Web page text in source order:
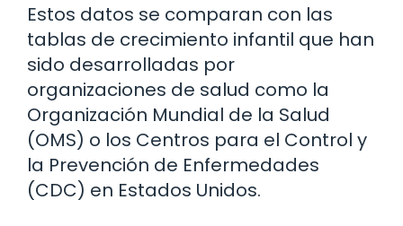
Estos datos se comparan con las
tablas de crecimiento infantil que han
sido desarrolladas por
organizaciones de salud como la
Organización Mundial de la Salud
(OMS) o los Centros para el Control y
la Prevención de Enfermedades
(CDC) en Estados Unidos.